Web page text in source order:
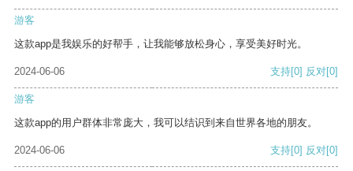
游客
这款app是我娱乐的好帮手，让我能够放松身心，享受美好时光。
2024-06-06 支持[0] 反对[0]
游客
这款app的用户群体非常庞大，我可以结识到来自世界各地的朋友。
2024-06-06 支持[0] 反对[0]